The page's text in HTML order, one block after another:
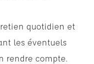
quotidien et
les éventuels
rendre compte.